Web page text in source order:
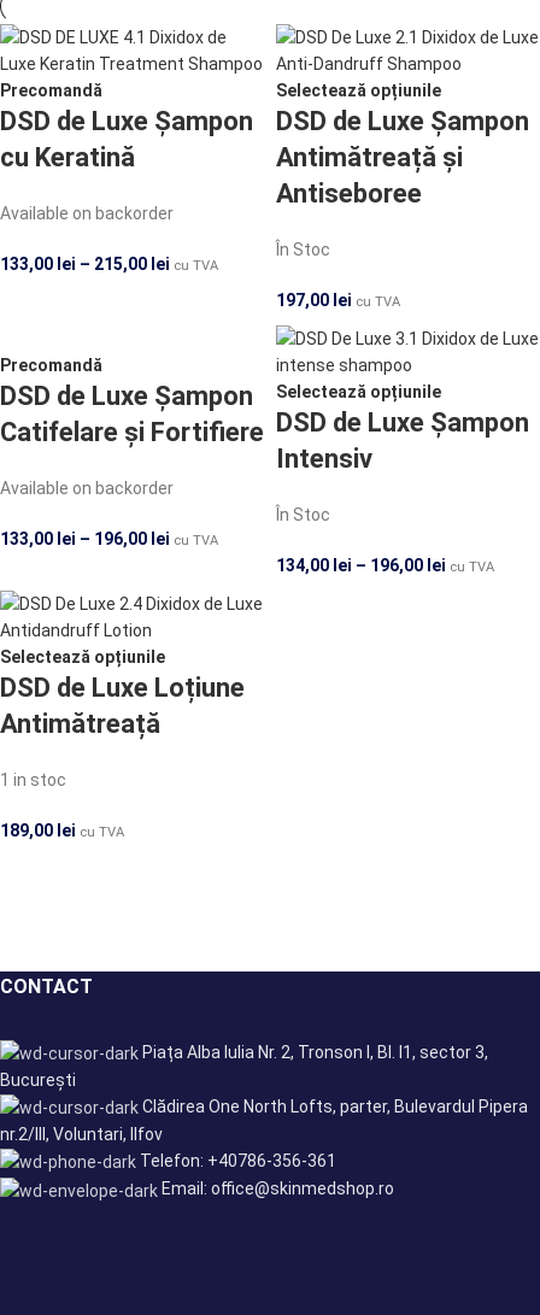
Precomandă
DSD de Luxe Șampon
cu Keratină
Available on backorder
133,00 lei – 215,00 lei cu TVA
Selectează opțiunile
DSD de Luxe Șampon
Antimătreață și
Antiseboree
În Stoc
197,00 lei cu TVA
Precomandă
DSD de Luxe Șampon
Catifelare și Fortifiere
Available on backorder
133,00 lei – 196,00 lei cu TVA
Selectează opțiunile
DSD de Luxe Șampon
Intensiv
În Stoc
134,00 lei – 196,00 lei cu TVA
Selectează opțiunile
DSD de Luxe Loțiune
Antimătreață
1 in stoc
189,00 lei cu TVA
CONTACT
Piața Alba Iulia Nr. 2, Tronson I, Bl. I1, sector 3,
București
Clădirea One North Lofts, parter, Bulevardul Pipera
nr.2/III, Voluntari, Ilfov
Telefon: +40786-356-361
Email: office@skinmedshop.ro